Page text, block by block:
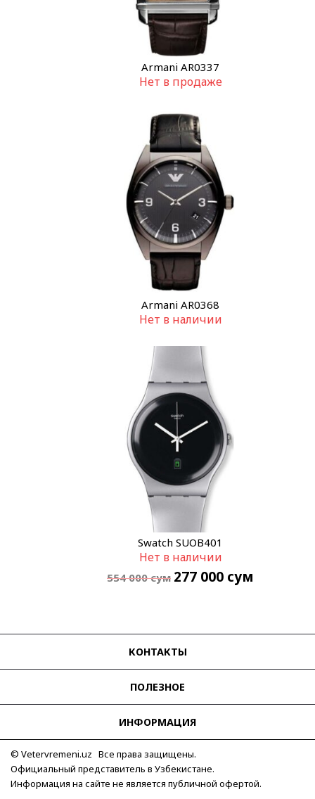
Armani AR0337
Нет в продаже
Armani AR0368
Нет в наличии
Swatch SUOB401
Нет в наличии
554 000сум 277 000 сум
КОНТАКТЫ
ПОЛЕЗНОЕ
ИНФОРМАЦИЯ
© Vetervremeni.uz Все права защищены.
Официальный представитель в Узбекистане.
Информация на сайте не является публичной офертой.